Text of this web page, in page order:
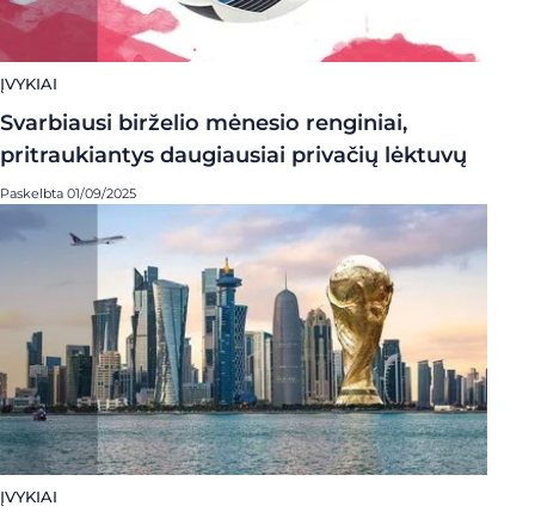
ĮVYKIAI
Svarbiausi birželio mėnesio renginiai,
pritraukiantys daugiausiai privačių lėktuvų
Paskelbta 01/09/2025
ĮVYKIAI